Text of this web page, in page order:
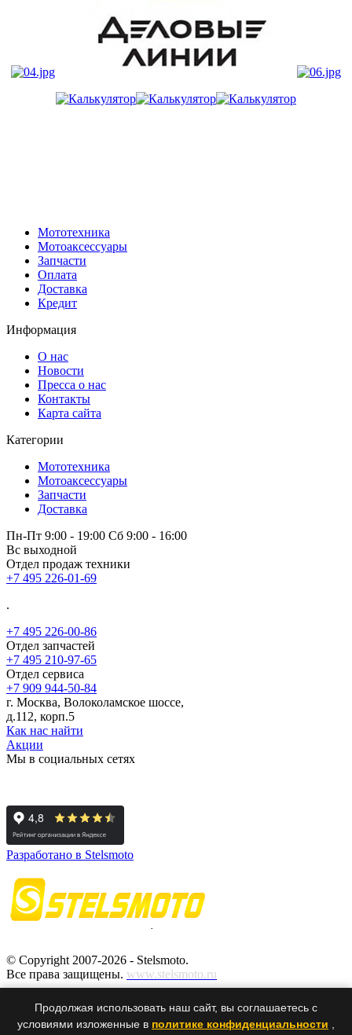
Мототехника
Мотоаксессуары
Запчасти
Оплата
Доставка
Кредит
Информация
О нас
Новости
Пресса о нас
Контакты
Карта сайта
Категории
Мототехника
Мотоаксессуары
Запчасти
Доставка
Пн-Пт 9:00 - 19:00 Сб 9:00 - 16:00
Вс выходной
Отдел продаж техники
+7 495 226-01-69
.
+7 495 226-00-86
Отдел запчастей
+7 495 210-97-65
Отдел сервиса
+7 909 944-50-84
г. Москва, Волоколамское шоссе,
д.112, корп.5
Как нас найти
Акции
Мы в социальных сетях
Разработано в Stelsmoto
© Copyright 2007-2026 - Stelsmoto.
Все права защищены. www.stelsmoto.ru
Информация, размещенная на сайте, не является публичной
офертой
Продолжая использовать наш сайт, вы соглашаетесь с
условиями изложенные в политике конфиденциальности